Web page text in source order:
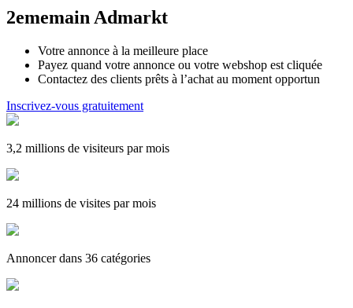
2ememain Admarkt
Votre annonce à la meilleure place
Payez quand votre annonce ou votre webshop est cliquée
Contactez des clients prêts à l’achat au moment opportun
Inscrivez-vous gratuitement
3,2 millions de visiteurs par mois
24 millions de visites par mois
Annoncer dans 36 catégories